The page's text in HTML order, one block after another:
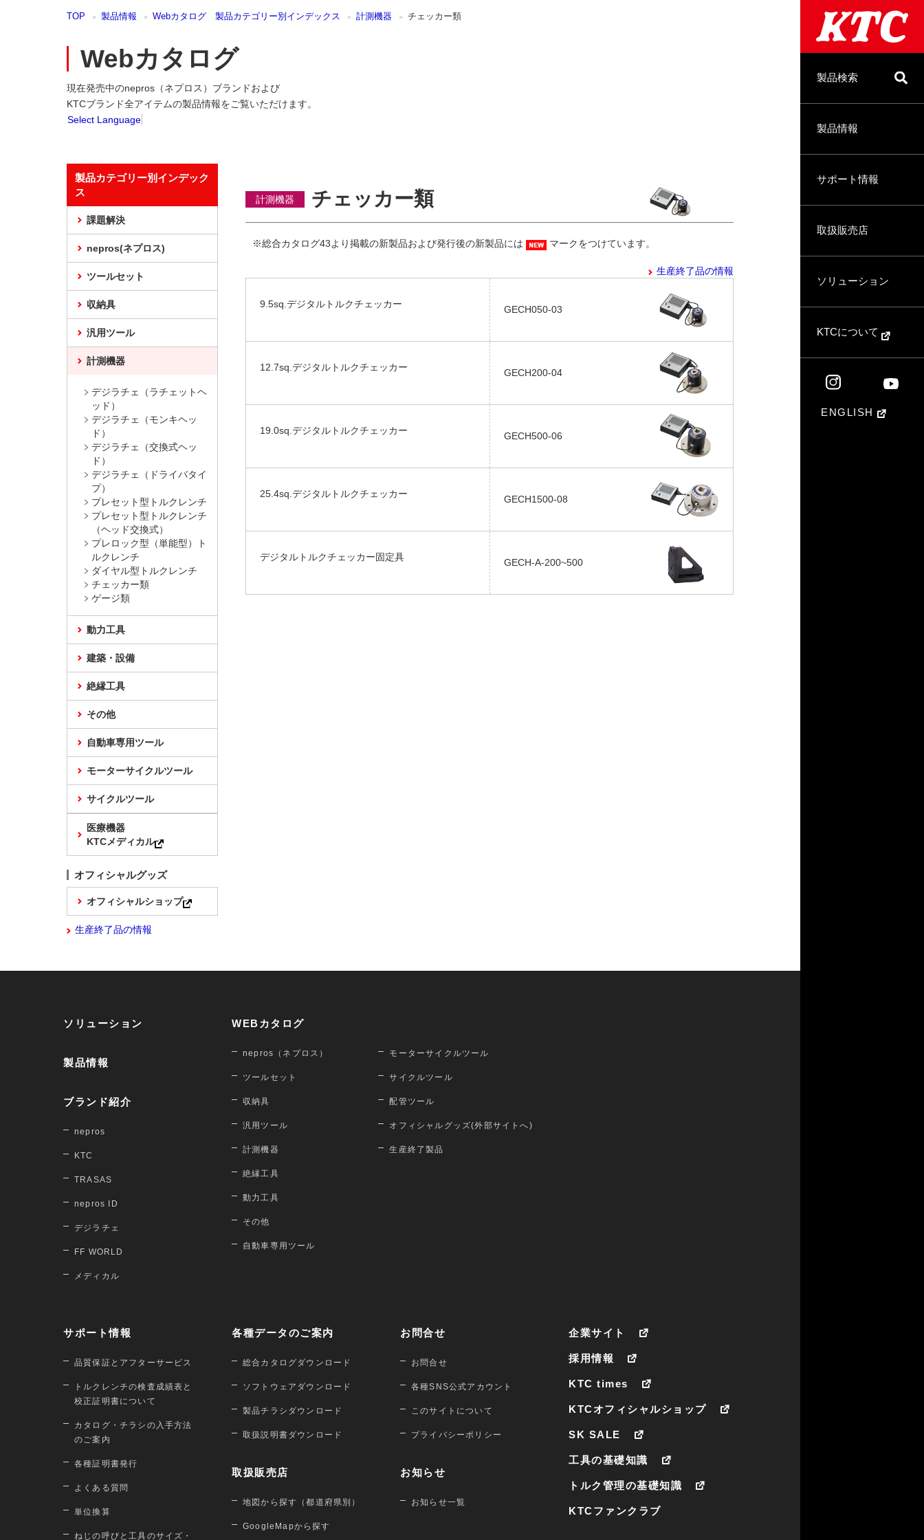
製品検索
製品情報
サポート情報
取扱販売店
ソリューション
KTCについて
ENGLISH
TOP 製品情報 Webカタログ 製品カテゴリー別インデックス 計測機器 チェッカー類
Webカタログ
現在発売中のnepros（ネプロス）ブランドおよび
KTCブランド全アイテムの製品情報をご覧いただけます。
Select Language
計測機器 チェッカー類
※総合カタログ43より掲載の新製品および発行後の新製品には マークをつけています。
生産終了品の情報
9.5sq.デジタルトルクチェッカー GECH050-03
12.7sq.デジタルトルクチェッカー GECH200-04
19.0sq.デジタルトルクチェッカー GECH500-06
25.4sq.デジタルトルクチェッカー GECH1500-08
デジタルトルクチェッカー固定具 GECH-A-200~500
製品カテゴリー別インデック
ス
課題解決
nepros(ネプロス)
ツールセット
収納具
汎用ツール
計測機器
デジラチェ（ラチェットヘ
ッド）
デジラチェ（モンキヘッ
ド）
デジラチェ（交換式ヘッ
ド）
デジラチェ（ドライバタイ
プ）
プレセット型トルクレンチ
プレセット型トルクレンチ
（ヘッド交換式）
プレロック型（単能型）ト
ルクレンチ
ダイヤル型トルクレンチ
チェッカー類
ゲージ類
動力工具
建築・設備
絶縁工具
その他
自動車専用ツール
モーターサイクルツール
サイクルツール
医療機器
KTCメディカル
オフィシャルグッズ
オフィシャルショップ
生産終了品の情報
ソリューション
製品情報
ブランド紹介
nepros
KTC
TRASAS
nepros ID
デジラチェ
FF WORLD
メディカル
WEBカタログ
nepros（ネプロス）
ツールセット
収納具
汎用ツール
計測機器
絶縁工具
動力工具
その他
自動車専用ツール
モーターサイクルツール
サイクルツール
配管ツール
オフィシャルグッズ(外部サイトへ)
生産終了製品
サポート情報
品質保証とアフターサービス
トルクレンチの検査成績表と
校正証明書について
カタログ・チラシの入手方法
のご案内
各種証明書発行
よくある質問
単位換算
ねじの呼びと工具のサイズ・
各種データのご案内
総合カタログダウンロード
ソフトウェアダウンロード
製品チラシダウンロード
取扱説明書ダウンロード
取扱販売店
地図から探す（都道府県別）
GoogleMapから探す
お問合せ
お問合せ
各種SNS公式アカウント
このサイトについて
プライバシーポリシー
お知らせ
お知らせ一覧
企業サイト
採用情報
KTC times
KTCオフィシャルショップ
SK SALE
工具の基礎知識
トルク管理の基礎知識
KTCファンクラブ